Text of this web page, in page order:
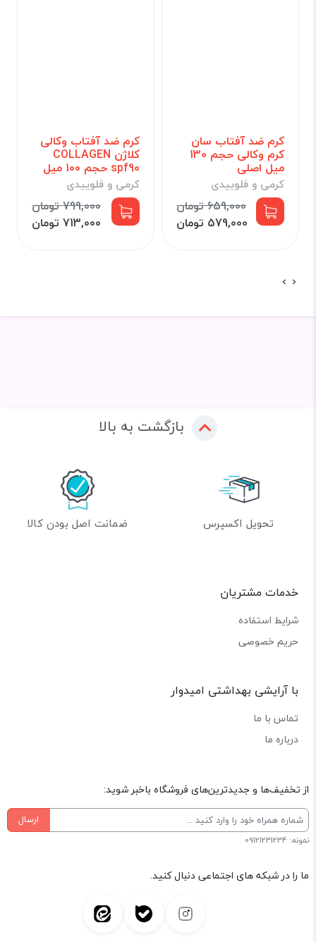
کرم ضد آفتاب سان
کرم وکالی حجم 130
میل اصلی
کرمی و فلوییدی
659,000 تومان
579,000 تومان
کرم ضد آفتاب وکالی
کلاژن COLLAGEN
spf90 حجم 100 میل
کرمی و فلوییدی
799,000 تومان
713,000 تومان
بازگشت به بالا
تحویل اکسپرس ضمانت اصل بودن کالا
خدمات مشتریان
شرایط استفاده
حریم خصوصی
با آرایشی بهداشتی امیدوار
تماس با ما
درباره ما
از تخفیف‌ها و جدیدترین‌های فروشگاه باخبر شوید:
ارسال
نمونه: 09121231234
ما را در شبکه های اجتماعی دنبال کنید.